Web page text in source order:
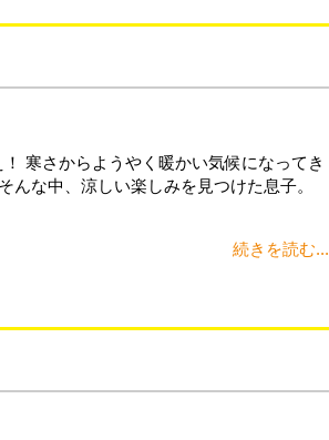
寒さからようやく暖かい気候になってき
な中、涼しい楽しみを見つけた息子。
続きを読む...